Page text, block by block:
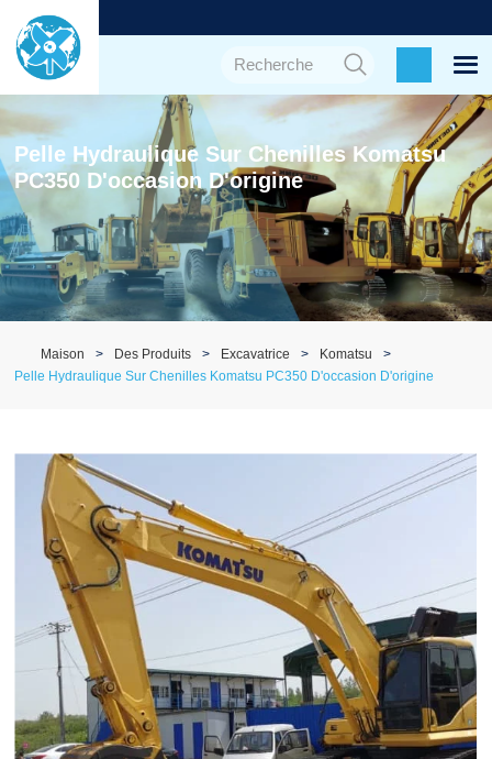
Pelle Hydraulique Sur Chenilles Komatsu
PC350 D'occasion D'origine
Maison Des Produits Excavatrice
Komatsu
Pelle Hydraulique Sur Chenilles Komatsu PC350 D'occasion D'origine